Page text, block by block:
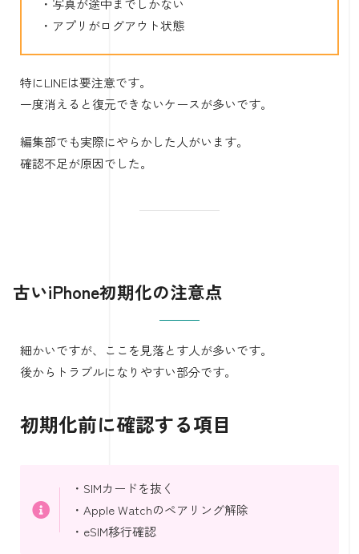
・写真が途中までしかない
・アプリがログアウト状態
特にLINEは要注意です。
一度消えると復元できないケースが多いです。
編集部でも実際にやらかした人がいます。
確認不足が原因でした。
古いiPhone初期化の注意点
細かいですが、ここを見落とす人が多いです。
後からトラブルになりやすい部分です。
初期化前に確認する項目
・SIMカードを抜く
・Apple Watchのペアリング解除
・eSIM移行確認